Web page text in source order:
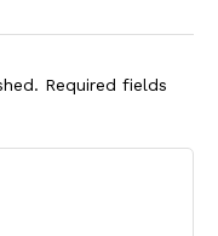
ಭಾವುಕ ಪತ್ರ!
Required fields